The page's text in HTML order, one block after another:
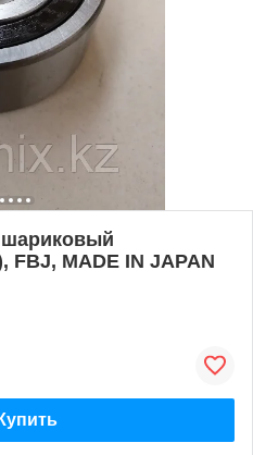
шариковый
FBJ, MADE IN JAPAN
Купить